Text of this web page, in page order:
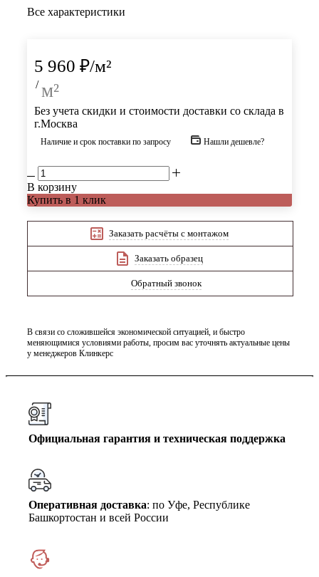
Все характеристики
5 960 ₽/м²
/ м²
Без учета скидки и стоимости доставки со склада в
г.Москва
Наличие и срок поставки по запросу Нашли дешевле?
В корзину
Купить в 1 клик
Заказать расчёты с монтажом
Заказать образец
Обратный звонок
В связи со сложившейся экономической ситуацией, и быстро
меняющимися условиями работы, просим вас уточнять актуальные цены
у менеджеров Клинкерс
Официальная гарантия и техническая поддержка
Оперативная доставка: по Уфе, Республике
Башкортостан и всей России